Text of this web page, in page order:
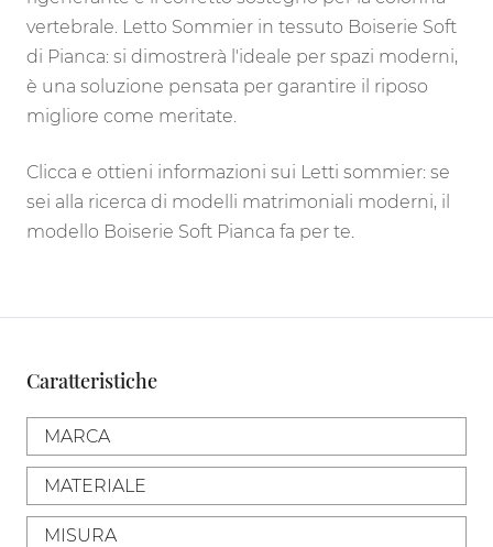
Clicca e ottieni informazioni sui Letti sommier: se
sei alla ricerca di modelli matrimoniali moderni, il
modello Boiserie Soft Pianca fa per te.
vertebrale. Letto Sommier in tessuto Boiserie Soft
di Pianca: si dimostrerà l'ideale per spazi moderni,
è una soluzione pensata per garantire il riposo
migliore come meritate.
Caratteristiche
MARCA
MATERIALE
MISURA